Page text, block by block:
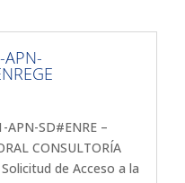
APN-
APN-SD#ENRE –
CONSULTORÍA
Solicitud de Acceso a la